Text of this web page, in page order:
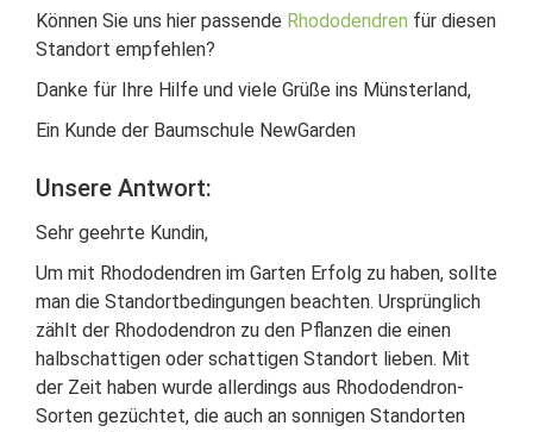
Können Sie uns hier passende Rhododendren für diesen
Standort empfehlen?
Danke für Ihre Hilfe und viele Grüße ins Münsterland,
Ein Kunde der Baumschule NewGarden
Unsere Antwort:
Sehr geehrte Kundin,
Um mit Rhododendren im Garten Erfolg zu haben, sollte
man die Standortbedingungen beachten. Ursprünglich
zählt der Rhododendron zu den Pflanzen die einen
halbschattigen oder schattigen Standort lieben. Mit
der Zeit haben wurde allerdings aus Rhododendron-
Sorten gezüchtet, die auch an sonnigen Standorten